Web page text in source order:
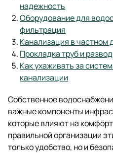
надежность
Оборудование для
фильтрация
Канализация в частном
Прокладка труб и
Как ухаживать за
канализации
Собственное
важные компоненты
которые влияют на
правильной организации
только удобство, но и